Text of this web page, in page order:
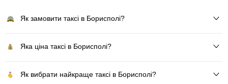
Як замовити таксі в Борисполі?
Яка ціна таксі в Борисполі?
Як вибрати найкраще таксі в Борисполі?